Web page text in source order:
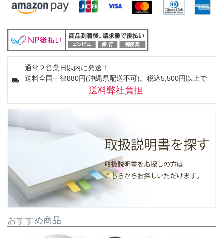
通常２営業日以内に発送！
送料全国一律880円(沖縄県配送不可)。税込5,500円以上で
送料弊社負担
おすすめ商品